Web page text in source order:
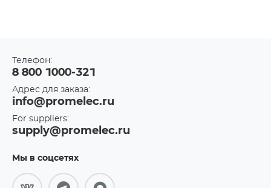
Телефон:
8 800 1000-321
Адрес для заказа:
info@promelec.ru
For suppliers:
supply@promelec.ru
Мы в соцсетях